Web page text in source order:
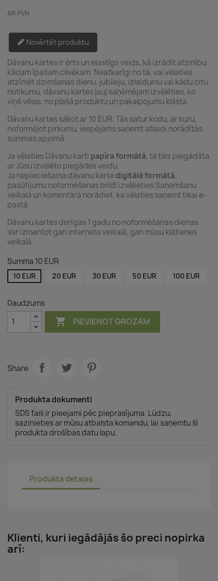
AR PVN
Novērtēt produktu
Dāvanu kartes ir ērts un elastīgs veids, kā izrādīt atzinību
kādam īpašam cilvēkam. Neatkarīgi no tā, vai vēlaties
atzīmēt dzimšanas dienu, jubileju, izlaidumu vai kādu citu
notikumu, dāvanu kartes ļauj saņēmējam izvēlēties, ko
viņš vēlas, no plašā produktu un pakalpojumu klāsta.
Dāvanu kartes sākot ar 10 EUR. Tās satur kodu, ar kuru,
noformējot pirkumu, iespējams saņemt atlaidi norādītās
summas apjomā.
Ja vēlaties Dāvanu karti papīra formātā, tā tiks piegādāta
ar Jūsu izvēlēto piegādes veidu.
Ja nepieciešama dāvanu kartedigitālā formātā,
pasūtījumu noformēšanas brīdī izvēlieties Saņemšanu
veikalā un komentārā norādiet, ka vēlaties saņemt tikai e-
pastā.
Dāvanu kartes derīgas 1 gadu no noformēšanas dienas.
Var izmantot gan interneta veikalā, gan mūsu klātienes
veikalā.
Summa 10 EUR
10 EUR 20 EUR 30 EUR 50 EUR 100 EUR
Daudzums
 PIEVIENOT GROZAM
Share
Produkta dokumenti
SDS faili ir pieejami pēc pieprasījuma. Lūdzu,
sazinieties ar mūsu atbalsta komandu, lai saņemtu šī
produkta drošības datu lapu.
Produkta detaļas
Klienti, kuri iegādājās šo preci nopirka
arī: